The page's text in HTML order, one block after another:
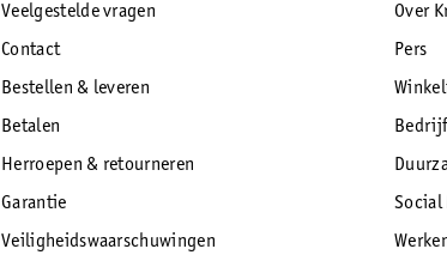
Veelgestelde vragen
Contact
Bestellen & leveren
Betalen
Herroepen & retourneren
Garantie
Veiligheidswaarschuwingen
Over
Pers
Social